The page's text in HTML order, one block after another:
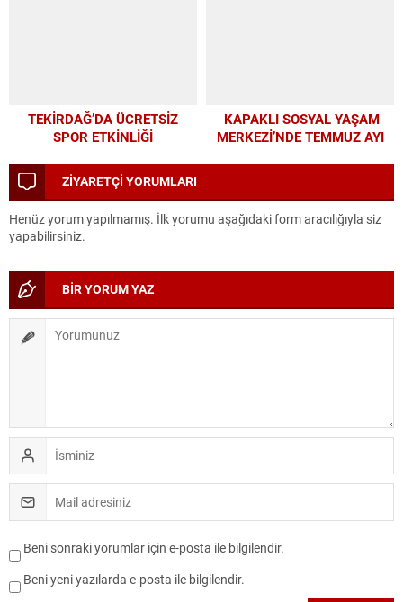
TEKİRDAĞ’DA ÜCRETSİZ
SPOR ETKİNLİĞİ
KAPAKLI SOSYAL YAŞAM
MERKEZİ’NDE TEMMUZ AYI
ZİYARETÇİ YORUMLARI
Henüz yorum yapılmamış. İlk yorumu aşağıdaki form aracılığıyla siz
yapabilirsiniz.
BİR YORUM YAZ
Beni sonraki yorumlar için e-posta ile bilgilendir.
Beni yeni yazılarda e-posta ile bilgilendir.